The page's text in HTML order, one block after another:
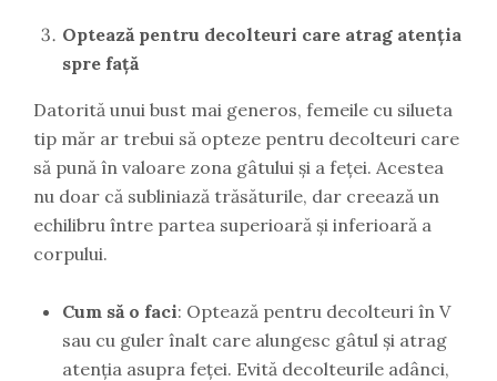
Optează pentru decolteuri care atrag atenția
spre față
Datorită unui bust mai generos, femeile cu silueta
tip măr ar trebui să opteze pentru decolteuri care
să pună în valoare zona gâtului și a feței. Acestea
nu doar că subliniază trăsăturile, dar creează un
echilibru între partea superioară și inferioară a
corpului.
Cum să o faci: Optează pentru decolteuri în V
sau cu guler înalt care alungesc gâtul și atrag
atenția asupra feței. Evită decolteurile adânci,